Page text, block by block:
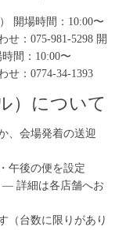
開場時間：10:00〜
：075-981-5298 開
間：10:00〜
せ：0774-34-1393
）について
、会場発着の送迎
午後の便を設定
— 詳細は各店舗へお
（台数に限りがあり